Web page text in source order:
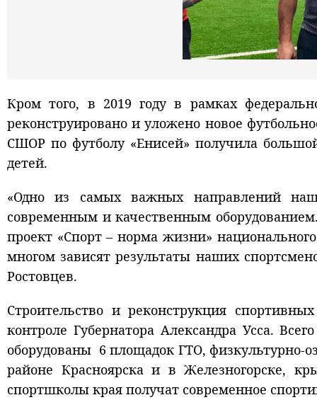
Кром того, в 2019 году в рамках
реконструировано и уложено новое
СШОР по футболу «Енисей» получила
детей.
«Одно из самых важных направлений
современным и качественным
проект «Спорт – норма жизни»
многом зависят результаты наших
Ростовцев.
Строительство и реконструкция
контроле Губернатора Александра Усса.
оборудованы 6 площадок ГТО, физкультурно-
районе Красноярска и в Железногорске,
спортшколы края получат современное